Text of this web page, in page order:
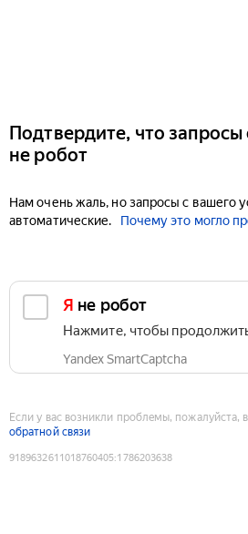
Подтвердите, что запросы
не робот
Нам очень жаль, но запросы с вашего
автоматические.
Почему это могло
Я не робот
Нажмите, чтобы
Yandex SmartCaptcha
Если у вас возникли проблемы, пожалуйста,
обратной связи
9189632611018760405:1786203638